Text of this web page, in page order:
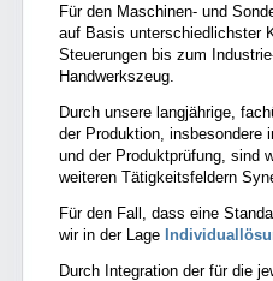
Für den Maschinen- und
auf Basis unterschiedlichster
Steuerungen bis zum
Handwerkszeug.
Durch unsere langjährige,
der Produktion, insbesondere
und der Produktprüfung, sind
weiteren Tätigkeitsfeldern
Für den Fall, dass eine
wir in der Lage
Durch Integration der für die